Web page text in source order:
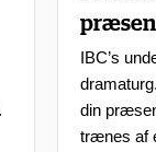
IBC’s
din
trænes af